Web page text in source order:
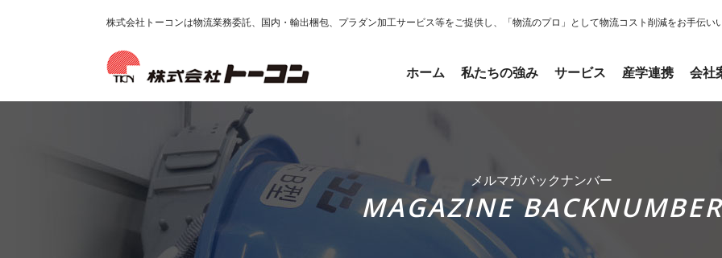
株式会社トーコンは物流業務委託、国内・輸出梱包、プラダン加工サービス等をご提供し、「物流のプロ」として物流コスト削減をお手伝い
ホーム 私たちの強み サービス 産学連携 会社
メルマガバックナンバー
MAGAZINE BACKNUMBER